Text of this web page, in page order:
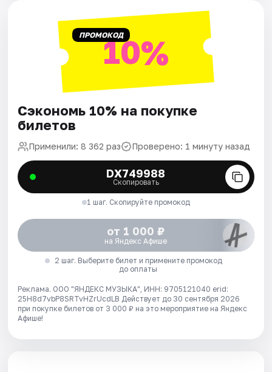
ПРОМОКОД10%
Сэкономь 10% на покупке
билетов
Применили: 8 362 раз Проверено: 1 минуту назад
DX749988
Скопировать
1 шаг. Скопируйте промокод
от 1 000 ₽
на Яндекс Афише
2 шаг. Выберите билет и примените промокод
до оплаты
Реклама. ООО "ЯНДЕКС МУЗЫКА", ИНН: 9705121040 erid:
25H8d7vbP8SRTvHZrUcdLB Действует до 30 сентября 2026
при покупке билетов от 3 000 ₽ на это мероприятие на Яндекс
Афише!